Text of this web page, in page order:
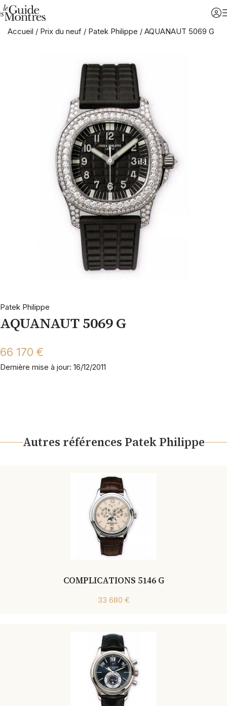
Accueil / Prix du neuf / Patek Philippe / AQUANAUT 5069 G
Patek Philippe
AQUANAUT 5069 G
66 170 €
Dernière mise à jour: 16/12/2011
Autres références Patek Philippe
COMPLICATIONS 5146 G
33 680 €